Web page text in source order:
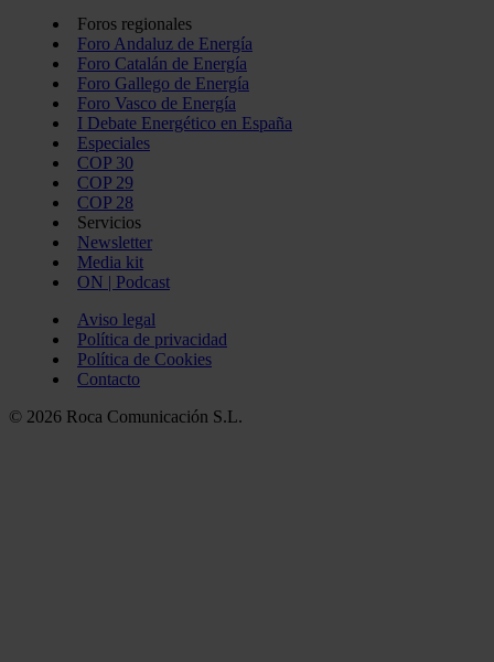
Foros regionales
Foro Andaluz de Energía
Foro Catalán de Energía
Foro Gallego de Energía
Foro Vasco de Energía
I Debate Energético en España
Especiales
COP 30
COP 29
COP 28
Servicios
Newsletter
Media kit
ON | Podcast
Aviso legal
Política de privacidad
Política de Cookies
Contacto
© 2026 Roca Comunicación S.L.